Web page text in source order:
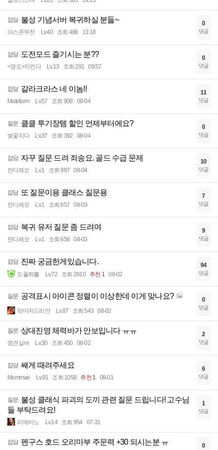
잡담 불성 기념서버 복귀하실 분들~
아스준무천 Lv.40 조회 488 13:18
0
댓글
잡담 도전모드 즐기시는 분??
<영도>지킨다 Lv.13 조회 291 09:57
0
댓글
잡담 갈라크라스 네 이놈!!
Matefarm Lv.57 조회 908 08-04
11
댓글
질문 클클 투기장템 할인 언제부터에요?
벚꽃지다 Lv.37 조회 392 08-04
0
댓글
잡담 자꾸 질문 드려 죄송요. 골드 수급 문제
잔디레오 Lv.1 조회 987 08-04
10
댓글
잡담 또 질문이용 클래스 질문용
잔디레오 Lv.1 조회 657 08-03
7
댓글
잡담 복귀 유저 질문 좀 드려여
잔디레오 Lv.1 조회 656 08-03
9
댓글
잡담 진짜 궁금한게있습니다.
도풀쥐뿔 Lv.72 조회 2910 추천 1 08-02
94
댓글
질문 공격표시 아이콘 정렬이 이상한데 이게 맞나요?
악마지드리안 Lv.87 조회 543 08-02
0
댓글
질문 상대진영 체력바가 안보입니다 ㅠㅠ
명견실버 Lv.30 조회 450 08-02
2
댓글
잡담 쌔게 때려주세요
Mommae Lv.81 조회 1058 추천 1 08-01
6
댓글
질문 불성 클래식 파괴의 도끼 관련 질문 드립니다! 고수님
들 부탁드려요!
리메이노 Lv.14 조회 954 07-31
1
댓글
잡담 펜구스 호드 오리마부 주문력 +30 되시는분 ㅠ 0